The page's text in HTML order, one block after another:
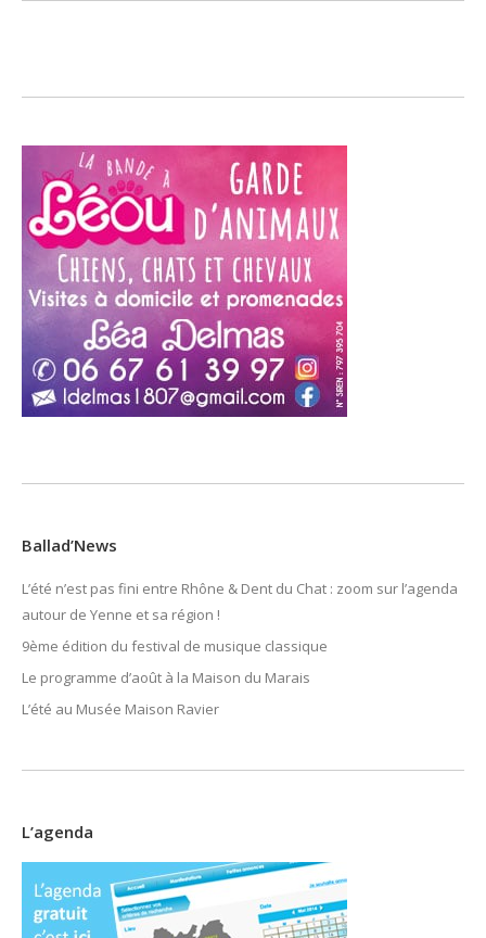
Ballad’News
L’été n’est pas fini entre Rhône & Dent du Chat : zoom sur l’agenda
autour de Yenne et sa région !
9ème édition du festival de musique classique
Le programme d’août à la Maison du Marais
L’été au Musée Maison Ravier
L’agenda